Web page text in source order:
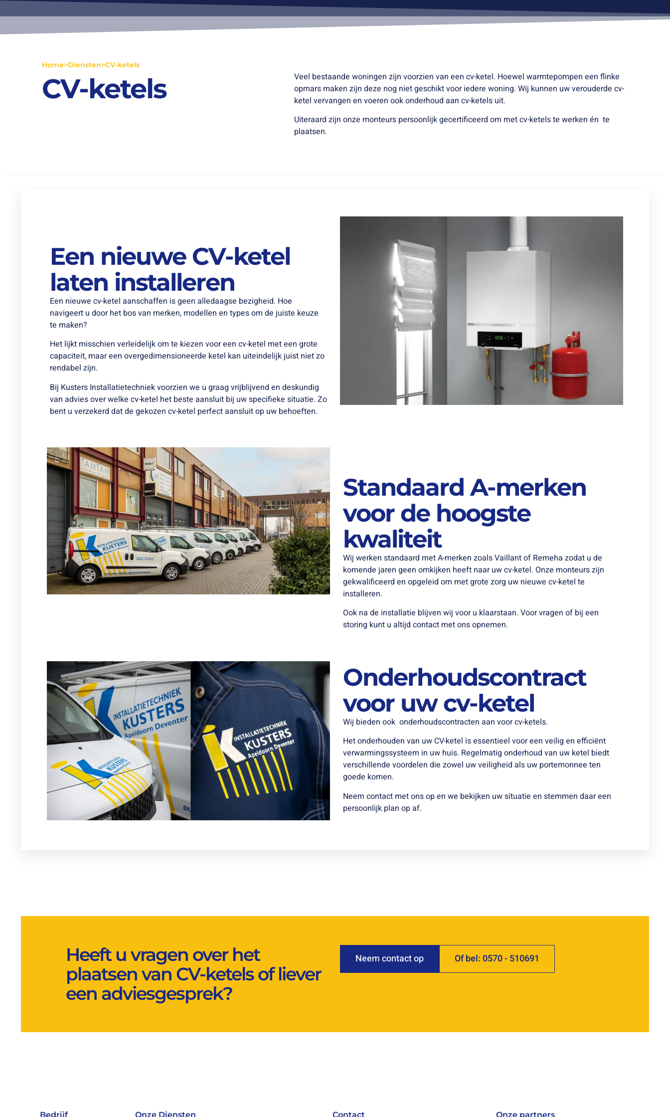
Home>Diensten>CV-ketels
CV-ketels
Veel bestaande woningen zijn voorzien van een cv-ketel. Hoewel warmtepompen een flinke
opmars maken zijn deze nog niet geschikt voor iedere woning. Wij kunnen uw verouderde cv-
ketel vervangen en voeren ook onderhoud aan cv-ketels uit.
Uiteraard zijn onze monteurs persoonlijk gecertificeerd om met cv-ketels te werken én te
plaatsen.
Een nieuwe CV-ketel
laten installeren
Een nieuwe cv-ketel aanschaffen is geen alledaagse bezigheid. Hoe
navigeert u door het bos van merken, modellen en types om de juiste keuze
te maken?
Het lijkt misschien verleidelijk om te kiezen voor een cv-ketel met een grote
capaciteit, maar een overgedimensioneerde ketel kan uiteindelijk juist niet zo
rendabel zijn.
Bij Kusters Installatietechniek voorzien we u graag vrijblijvend en deskundig
van advies over welke cv-ketel het beste aansluit bij uw specifieke situatie. Zo
bent u verzekerd dat de gekozen cv-ketel perfect aansluit op uw behoeften.
Standaard A-merken
voor de hoogste
kwaliteit
Wij werken standaard met A-merken zoals Vaillant of Remeha zodat u de
komende jaren geen omkijken heeft naar uw cv-ketel. Onze monteurs zijn
gekwalificeerd en opgeleid om met grote zorg uw nieuwe cv-ketel te
installeren.
Ook na de installatie blijven wij voor u klaarstaan. Voor vragen of bij een
storing kunt u altijd contact met ons opnemen.
Onderhoudscontract
voor uw cv-ketel
Wij bieden ook onderhoudscontracten aan voor cv-ketels.
Het onderhouden van uw CV-ketel is essentieel voor een veilig en efficiënt
verwarmingssysteem in uw huis. Regelmatig onderhoud van uw ketel biedt
verschillende voordelen die zowel uw veiligheid als uw portemonnee ten
goede komen.
Neem contact met ons op en we bekijken uw situatie en stemmen daar een
persoonlijk plan op af.
Heeft u vragen over het
plaatsen van CV-ketels of liever
een adviesgesprek?
Neem contact op Of bel: 0570 - 510691
Bedrijf Onze Diensten Contact Onze partners